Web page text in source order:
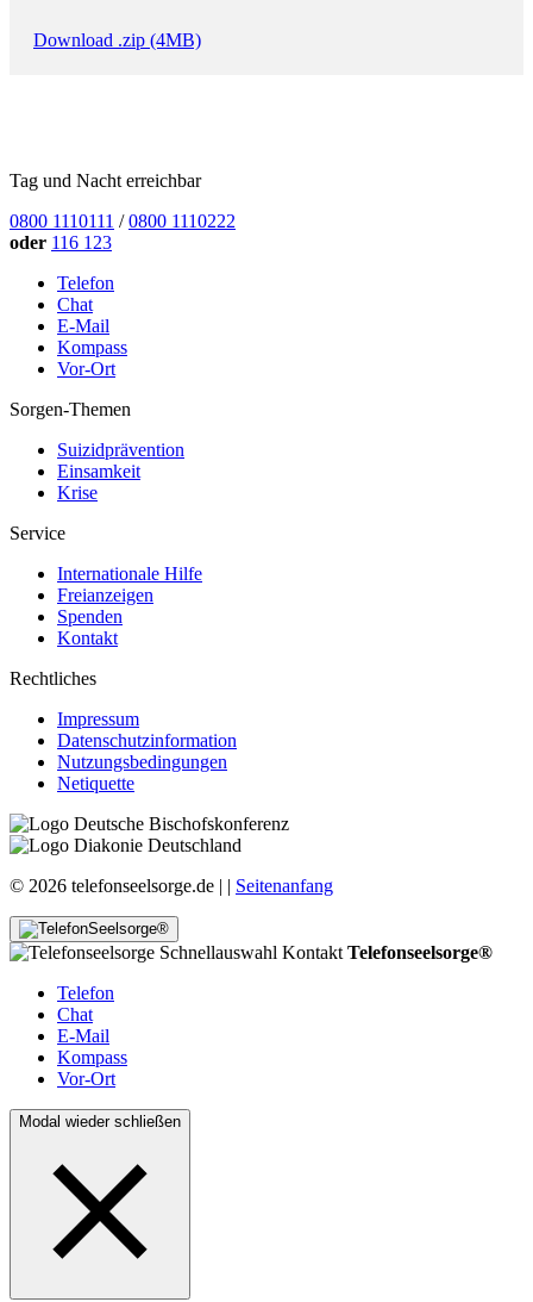
Download .zip (4MB)
Tag und Nacht erreichbar
0800 1110111 /0800 1110222
oder 116 123
Telefon
Chat
E-Mail
Kompass
Vor-Ort
Sorgen-Themen
Suizidprävention
Einsamkeit
Krise
Service
Internationale Hilfe
Freianzeigen
Spenden
Kontakt
Rechtliches
Impressum
Datenschutzinformation
Nutzungsbedingungen
Netiquette
© 2026 telefonseelsorge.de | | Seitenanfang
Telefonseelsorge®
Telefon
Chat
E-Mail
Kompass
Vor-Ort
Modal wieder schließen